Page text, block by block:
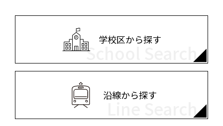
学校区から探す
School Search
沿線から探す
Line Search